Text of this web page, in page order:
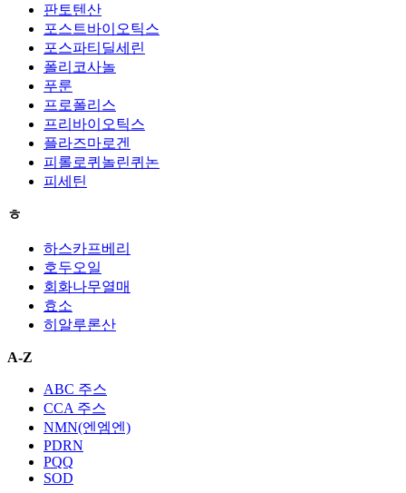
판토텐산
포스트바이오틱스
포스파티딜세린
폴리코사놀
푸룬
프로폴리스
프리바이오틱스
플라즈마로겐
피롤로퀴놀린퀴논
피세틴
ㅎ
하스카프베리
호두오일
회화나무열매
효소
히알루론산
A-Z
ABC 주스
CCA 주스
NMN(엔엠엔)
PDRN
PQQ
SOD